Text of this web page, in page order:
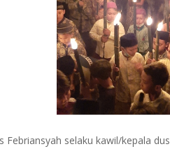
Febriansyah selaku kawil/kepala